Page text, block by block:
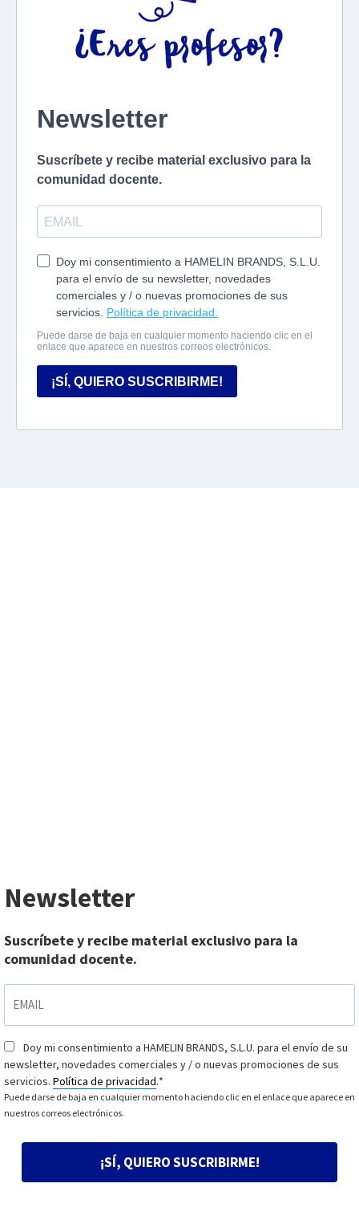
Newsletter
Suscríbete y recibe material exclusivo para la
comunidad docente.
Consentimiento*
Doy mi consentimiento a HAMELIN BRANDS, S.L.U. para el envío de su
newsletter, novedades comerciales y / o nuevas promociones de sus
servicios. Política de privacidad.*
Puede darse de baja en cualquier momento haciendo clic en el enlace que aparece en
nuestros correos electrónicos.